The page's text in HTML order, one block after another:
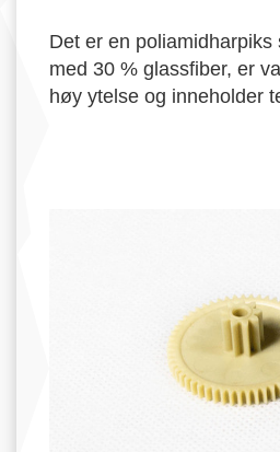
Det er en poliamidharpiks
med 30 % glassfiber, er
høy ytelse og inneholder